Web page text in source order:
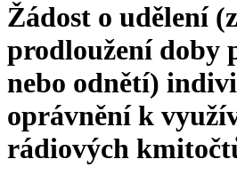
Žádost o udělení
prodloužení doby
nebo odnětí)
oprávnění k
rádiových